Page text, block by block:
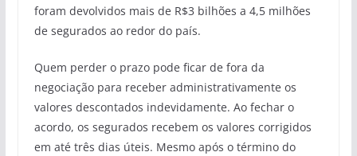
foram devolvidos mais de R$3 bilhões a 4,5 milhões
de segurados ao redor do país.
Quem perder o prazo pode ficar de fora da
negociação para receber administrativamente os
valores descontados indevidamente. Ao fechar o
acordo, os segurados recebem os valores corrigidos
em até três dias úteis. Mesmo após o término do